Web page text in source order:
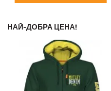
НАЙ-ДОБРА ЦЕНА!